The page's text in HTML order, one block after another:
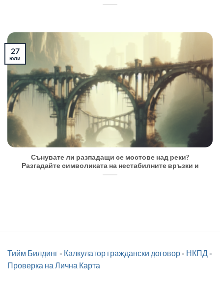
Сънувате ли разпадащи се мостове над реки?
Разгадайте символиката на нестабилните връзки и
27
юли
Тийм Билдинг- Калкулатор граждански договор- НКПД-
Проверка на Лична Карта